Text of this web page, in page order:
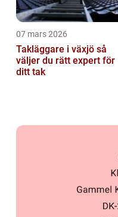
07 mars 2026
Takläggare i växjö så
väljer du rätt expert för
ditt tak